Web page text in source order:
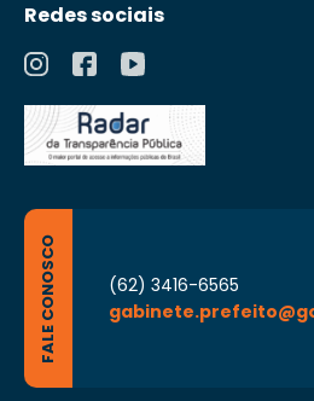
Redes sociais
FALE CONOSCO
(62) 3416-6565